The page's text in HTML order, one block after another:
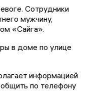
Сотрудники
мужчину,
«Сайга».
в доме по улице
информацией
по телефону